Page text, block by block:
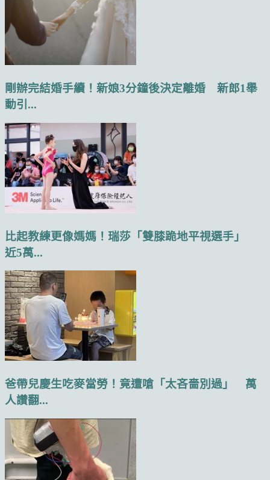
剛辦完結婚手續！新娘3分鐘後決定離婚 新郎1舉
動引...
比起教練更像媽媽！瑞莎「雙膝跪地平視選手」
近5萬...
爸帶兒慶生吃麥當勞！竟遭嗆「太吝嗇別過」 萬
人讚翻...